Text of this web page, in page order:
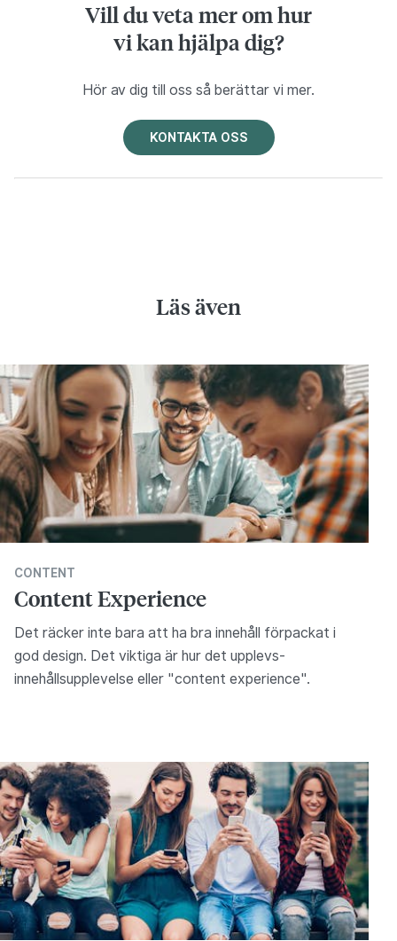
Vill du veta mer om hur
vi kan hjälpa dig?
Hör av dig till oss så berättar vi mer.
KONTAKTA OSS
Läs även
CONTENT
Content Experience
Det räcker inte bara att ha bra innehåll förpackat i
god design. Det viktiga är hur det upplevs-
innehållsupplevelse eller "content experience".